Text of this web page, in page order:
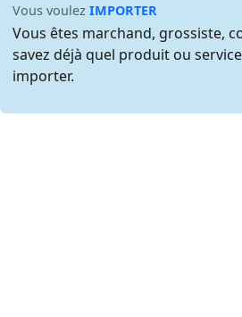
Vous voulezIMPORTER
Vous êtes marchand, grossiste,
savez déjà quel produit ou
importer.